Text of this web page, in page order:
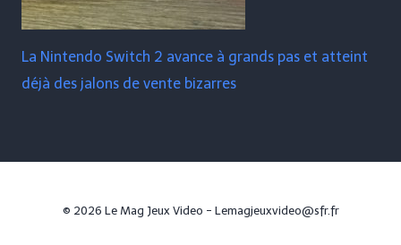
La Nintendo Switch 2 avance à grands pas et atteint
déjà des jalons de vente bizarres
© 2026 Le Mag Jeux Video - Lemagjeuxvideo@sfr.fr